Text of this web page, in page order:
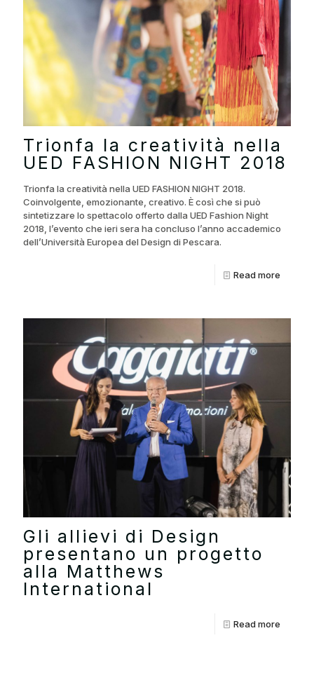
Trionfa la creatività nella
UED FASHION NIGHT 2018
Trionfa la creatività nella UED FASHION NIGHT 2018.
Coinvolgente, emozionante, creativo. È così che si può
sintetizzare lo spettacolo offerto dalla UED Fashion Night
2018, l’evento che ieri sera ha concluso l’anno accademico
dell’Università Europea del Design di Pescara.
Read more
Gli allievi di Design
presentano un progetto
alla Matthews
International
Read more